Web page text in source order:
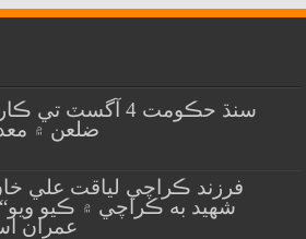
سنڌ حڪومت 4
ضلعن ۾
شهيد به ڪراچي ۾ ڪيو ويو“:
عمران